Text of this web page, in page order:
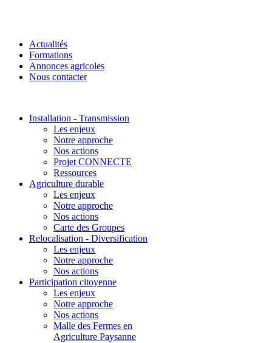
Actualités
Formations
Annonces agricoles
Nous contacter
Installation - Transmission
Les enjeux
Notre approche
Nos actions
Projet CONNECTE
Ressources
Agriculture durable
Les enjeux
Notre approche
Nos actions
Carte des Groupes
Relocalisation - Diversification
Les enjeux
Notre approche
Nos actions
Participation citoyenne
Les enjeux
Notre approche
Nos actions
Malle des Fermes en
Agriculture Paysanne